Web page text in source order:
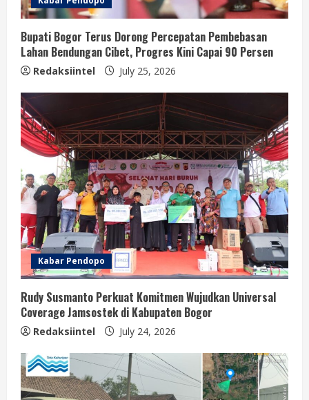
Bupati Bogor Terus Dorong Percepatan Pembebasan
Lahan Bendungan Cibet, Progres Kini Capai 90 Persen
Redaksiintel July 25, 2026
Kabar Pendopo
Rudy Susmanto Perkuat Komitmen Wujudkan Universal
Coverage Jamsostek di Kabupaten Bogor
Redaksiintel July 24, 2026